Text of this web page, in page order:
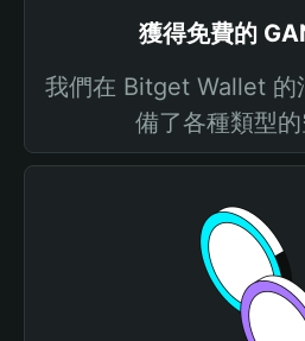
獲得免費的
我們在 Bitget Wallet 的
備了各種類型